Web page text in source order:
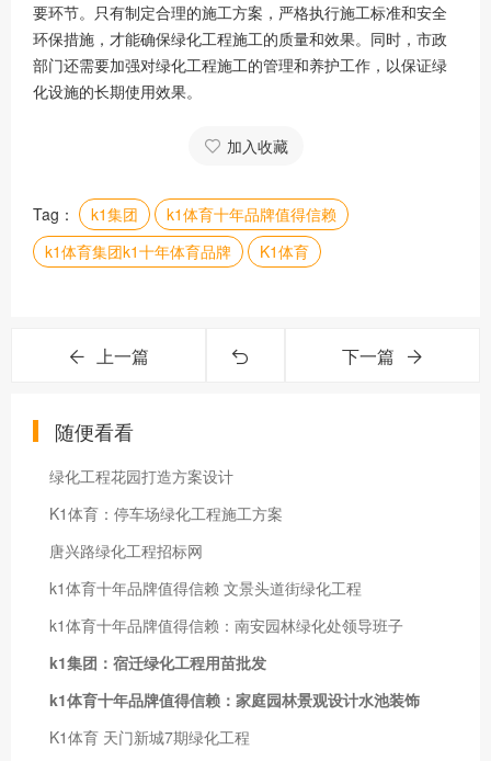
要环节。只有制定合理的施工方案，严格执行施工标准和安全
环保措施，才能确保绿化工程施工的质量和效果。同时，市政
部门还需要加强对绿化工程施工的管理和养护工作，以保证绿
化设施的长期使用效果。
加入收藏
Tag： k1集团
k1体育十年品牌值得信赖
k1体育集团k1十年体育品牌
K1体育
上一篇 下一篇
随便看看
绿化工程花园打造方案设计
K1体育：停车场绿化工程施工方案
唐兴路绿化工程招标网
k1体育十年品牌值得信赖 文景头道街绿化工程
k1体育十年品牌值得信赖：南安园林绿化处领导班子
k1集团：宿迁绿化工程用苗批发
k1体育十年品牌值得信赖：家庭园林景观设计水池装饰
K1体育 天门新城7期绿化工程